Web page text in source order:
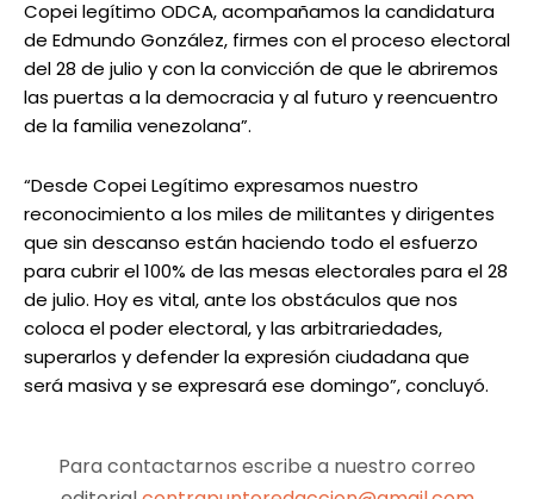
Copei legítimo ODCA, acompañamos la candidatura
de Edmundo González, firmes con el proceso electoral
del 28 de julio y con la convicción de que le abriremos
las puertas a la democracia y al futuro y reencuentro
de la familia venezolana”.
“Desde Copei Legítimo expresamos nuestro
reconocimiento a los miles de militantes y dirigentes
que sin descanso están haciendo todo el esfuerzo
para cubrir el 100% de las mesas electorales para el 28
de julio. Hoy es vital, ante los obstáculos que nos
coloca el poder electoral, y las arbitrariedades,
superarlos y defender la expresión ciudadana que
será masiva y se expresará ese domingo”, concluyó.
Para contactarnos escribe a nuestro correo